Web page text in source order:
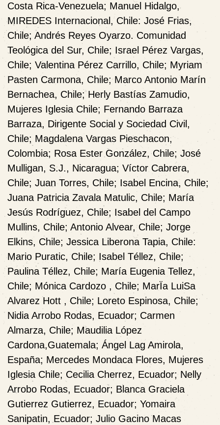
Costa Rica-Venezuela; Manuel Hidalgo,
MIREDES Internacional, Chile: José Frias,
Chile; Andrés Reyes Oyarzo. Comunidad
Teológica del Sur, Chile; Israel Pérez Vargas,
Chile; Valentina Pérez Carrillo, Chile; Myriam
Pasten Carmona, Chile; Marco Antonio Marín
Bernachea, Chile; Herly Bastías Zamudio,
Mujeres Iglesia Chile; Fernando Barraza
Barraza, Dirigente Social y Sociedad Civil,
Chile; Magdalena Vargas Pieschacon,
Colombia; Rosa Ester González, Chile; José
Mulligan, S.J., Nicaragua; Víctor Cabrera,
Chile; Juan Torres, Chile; Isabel Encina, Chile;
Juana Patricia Zavala Matulic, Chile; María
Jesús Rodríguez, Chile; Isabel del Campo
Mullins, Chile; Antonio Alvear, Chile; Jorge
Elkins, Chile; Jessica Liberona Tapia, Chile:
Mario Puratic, Chile; Isabel Téllez, Chile;
Paulina Téllez, Chile; María Eugenia Tellez,
Chile; Mónica Cardozo , Chile; MarÏa LuiSa
Alvarez Hott , Chile; Loreto Espinosa, Chile;
Nidia Arrobo Rodas, Ecuador; Carmen
Almarza, Chile; Maudilia López
Cardona,Guatemala; Ángel Lag Amirola,
España; Mercedes Mondaca Flores, Mujeres
Iglesia Chile; Cecilia Cherrez, Ecuador; Nelly
Arrobo Rodas, Ecuador; Blanca Graciela
Gutierrez Gutierrez, Ecuador; Yomaira
Sanipatin, Ecuador; Julio Gacino Macas